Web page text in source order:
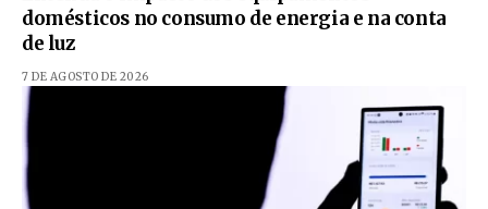
domésticos no consumo de energia e na conta
de luz
7 DE AGOSTO DE 2026